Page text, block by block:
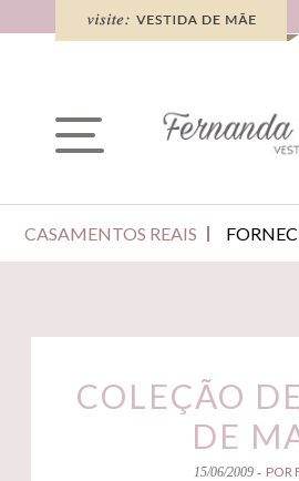
CASAMENTOS REAIS
COLEÇÃO
DE
15/06/2009 - POR